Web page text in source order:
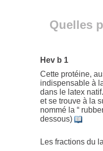
Quelles
Hev b 1
Cette protéine,
indispensable à
dans le latex
et se trouve à la
nommé la “
dessous)
Les fractions du